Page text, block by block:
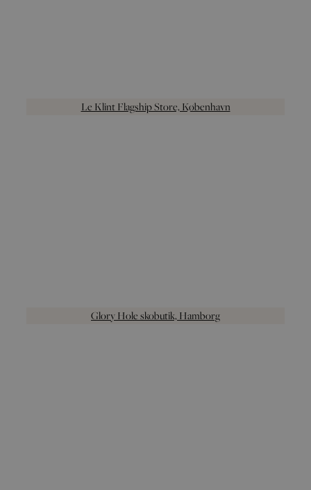
Le Klint Flagship Store, København
Glory Hole skobutik, Hamborg